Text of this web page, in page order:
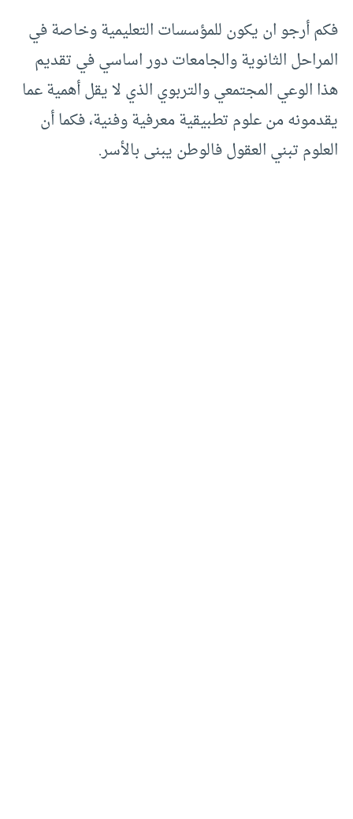
فكم أرجو ان يكون للمؤسسات التعليمية وخاصة في
المراحل الثانوية والجامعات دور اساسي في تقديم
هذا الوعي المجتمعي والتربوي الذي لا يقل أهمية عما
يقدمونه من علوم تطبيقية معرفية وفنية، فكما أن
العلوم تبني العقول فالوطن يبنى بالأسر.